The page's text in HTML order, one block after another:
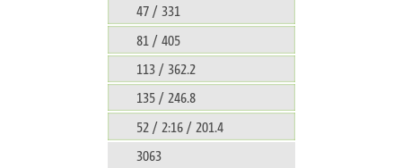
47 / 331
81 / 405
113 / 362.2
135 / 246.8
52 / 2:16 / 201.4
3063